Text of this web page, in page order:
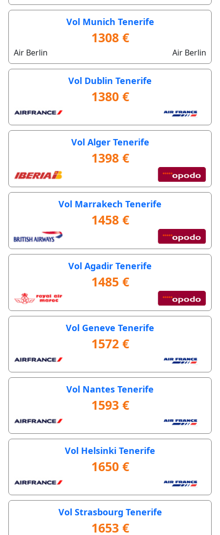
Vol Munich Tenerife
1308 €
Air Berlin Air Berlin
Vol Dublin Tenerife
1380 €
Vol Alger Tenerife
1398 €
Vol Marrakech Tenerife
1458 €
Vol Agadir Tenerife
1485 €
Vol Geneve Tenerife
1572 €
Vol Nantes Tenerife
1593 €
Vol Helsinki Tenerife
1650 €
Vol Strasbourg Tenerife
1653 €